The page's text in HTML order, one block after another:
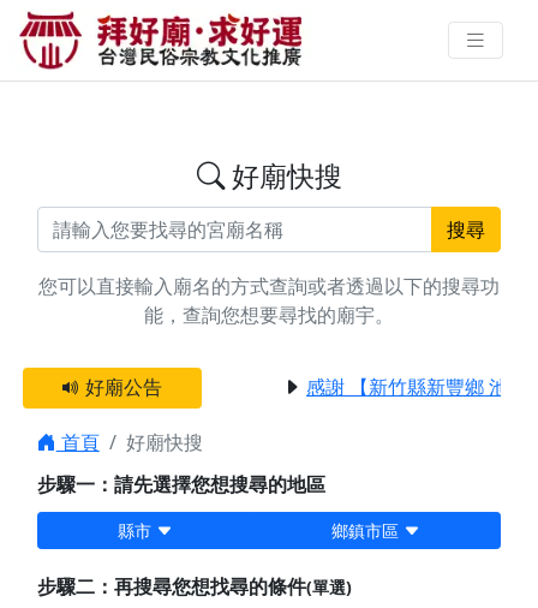
搜尋彰化縣彰化市法會廟宇資料 |
拜好廟求好運 找到與您有緣的信仰
好廟快搜
搜尋
您可以直接輸入廟名的方式查詢或者透過以下的搜尋功
能，查詢您想要尋找的廟宇。
好廟公告 感謝 【新竹縣新豐鄉 池和
首頁
好廟快搜
步驟一：請先選擇您想搜尋的地區
縣市 鄉鎮市區
步驟二：再搜尋您想找尋的條件(單選)